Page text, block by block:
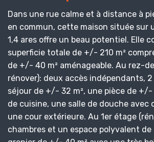
Dans une rue calme et à distance à
en commun, cette maison située sur
1,4 ares offre un beau potentiel. Elle
superficie totale de +/- 210 m²
de +/- 40 m² aménageable. Au rez-
rénover): deux accès indépendants,
séjour de +/- 32 m², une pièce de +/-
de cuisine, une salle de douche avec
une cour extérieure. Au 1er étage
chambres et un espace polyvalent de